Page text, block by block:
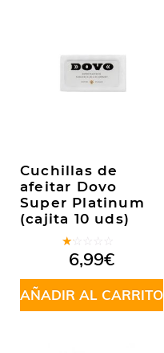
Cuchillas de
afeitar Dovo
Super Platinum
(cajita 10 uds)
Valorado
en
1.00
de
5
6,99€
AÑADIR AL CARRITO